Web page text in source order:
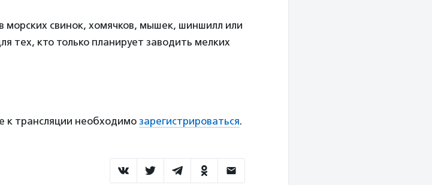
морских свинок, хомячков, мышек, шиншилл или
тех, кто только планирует заводить мелких
к трансляции необходимо зарегистрироваться.